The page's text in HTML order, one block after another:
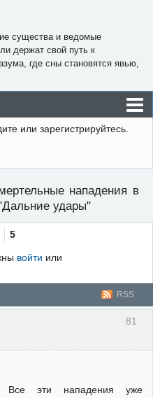
существа и ведомые
держат свой путь к
где сны становятся явью,
или зарегистрируйтесь.
нападения в
удары"
5
войти или
RSS
81
Все эти нападения уже